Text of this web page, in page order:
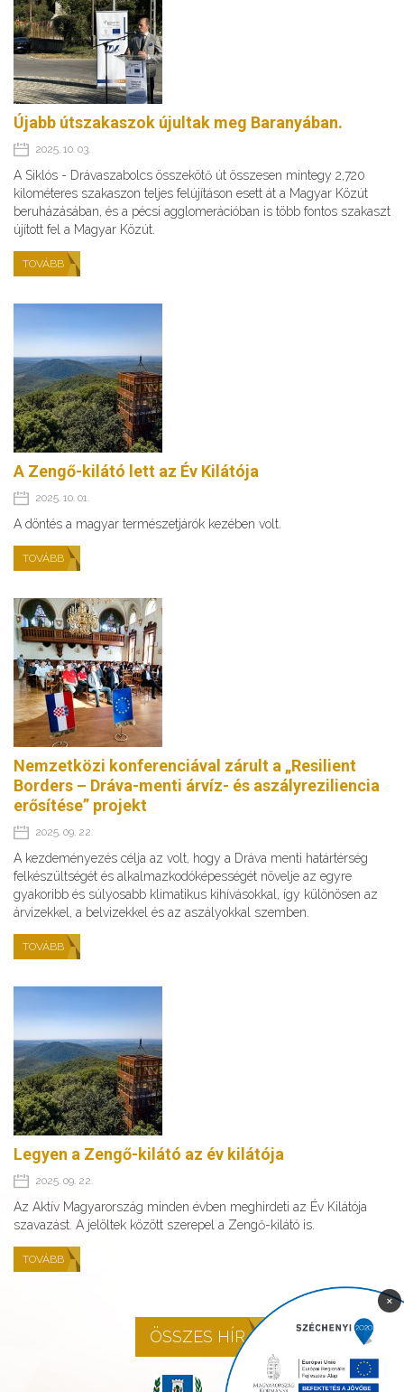
Újabb útszakaszok újultak meg Baranyában.
2025. 10. 03.
A Siklós - Drávaszabolcs összekötő út összesen mintegy 2,720
kilométeres szakaszon teljes felújításon esett át a Magyar Közút
beruházásában, és a pécsi agglomerációban is több fontos szakaszt
újított fel a Magyar Közút.
TOVÁBB
A Zengő-kilátó lett az Év Kilátója
2025. 10. 01.
A döntés a magyar természetjárók kezében volt.
TOVÁBB
Nemzetközi konferenciával zárult a „Resilient
Borders – Dráva-menti árvíz- és aszályreziliencia
erősítése” projekt
2025. 09. 22.
A kezdeményezés célja az volt, hogy a Dráva menti határtérség
felkészültségét és alkalmazkodóképességét növelje az egyre
gyakoribb és súlyosabb klimatikus kihívásokkal, így különösen az
árvizekkel, a belvizekkel és az aszályokkal szemben.
TOVÁBB
Legyen a Zengő-kilátó az év kilátója
2025. 09. 22.
Az Aktív Magyarország minden évben meghirdeti az Év Kilátója
szavazást. A jelöltek között szerepel a Zengő-kilátó is.
TOVÁBB
ÖSSZES HÍR
×